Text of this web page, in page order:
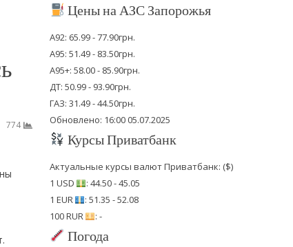
774
Цены на АЗС Запорожья
А92: 65.99 - 77.90грн.
А95: 51.49 - 83.50грн.
А95+: 58.00 - 85.90грн.
ДТ: 50.99 - 93.90грн.
ГАЗ: 31.49 - 44.50грн.
Обновлено: 16:00 05.07.2025
Курсы Приватбанк
Актуальные курсы валют Приватбанк: ($)
1 USD
: 44.50 - 45.05
1 EUR
: 51.35 - 52.08
100 RUR
: -
Погода